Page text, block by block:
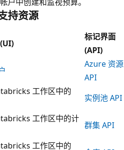
持资源
标记界面
(API)
Azure 资源
API
工作区中的
实例池 API
工作区中的计
群集 API
工作区中的